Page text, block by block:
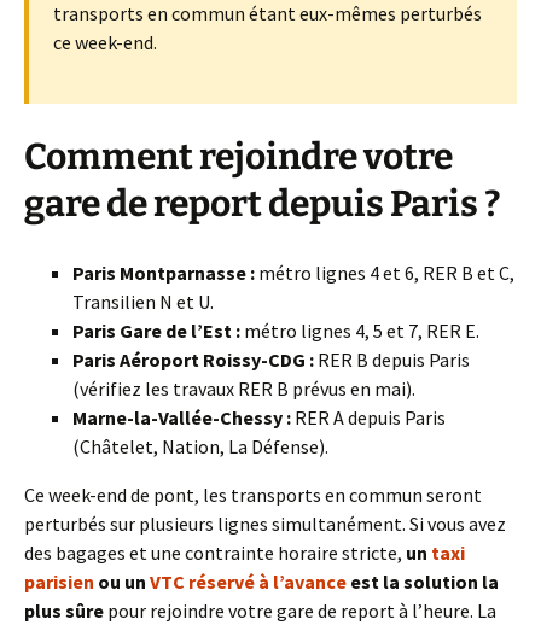
transports en commun étant eux-mêmes perturbés
ce week-end.
Comment rejoindre votre
gare de report depuis Paris ?
Paris Montparnasse : métro lignes 4 et 6, RER B et C,
Transilien N et U.
Paris Gare de l’Est : métro lignes 4, 5 et 7, RER E.
Paris Aéroport Roissy-CDG : RER B depuis Paris
(vérifiez les travaux RER B prévus en mai).
Marne-la-Vallée-Chessy : RER A depuis Paris
(Châtelet, Nation, La Défense).
Ce week-end de pont, les transports en commun seront
perturbés sur plusieurs lignes simultanément. Si vous avez
des bagages et une contrainte horaire stricte, un taxi
parisien ou un VTC réservé à l’avance est la solution la
plus sûre pour rejoindre votre gare de report à l’heure. La